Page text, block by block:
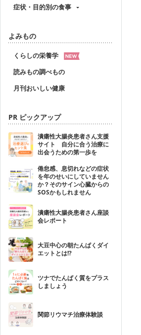
症状・目的別の食事
よみもの
くらしの栄養学
読みもの調べもの
月刊おいしい健康
PR ピックアップ
潰瘍性大腸炎患者さん支援
サイト 自分に合う治療に
出会うための第一歩を
倦怠感、息切れなどの症状
を年のせいにしていません
か？そのサイン心臓からの
SOSかもしれません
潰瘍性大腸炎患者さん座談
会レポート
大豆中心の朝たんぱくダイ
エットとは!?
ツナでたんぱく質をプラス
しましょう
関節リウマチ治療体験談